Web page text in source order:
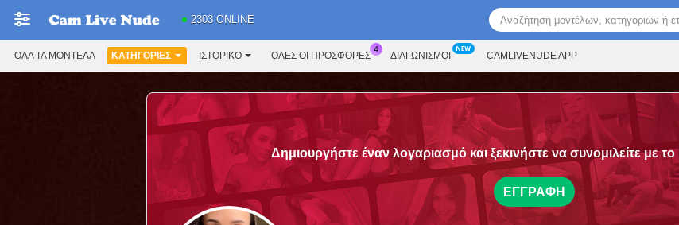
2303 ONLINE
ΌΛΑ ΤΑ ΜΟΝΤΈΛΑ ΚΑΤΗΓΟΡΊΕΣ ΙΣΤΟΡΙΚΌ ΟΛΕΣ ΟΙ ΠΡΟΣΦΟΡΕΣ ΔΙΑΓΩΝΙΣΜΟΊ CAMLIVENUDE APP
Δημιουργήστε έναν λογαριασμό και ξεκινήστε να συνομιλείτε με το
ΕΓΓΡΑΦΉ